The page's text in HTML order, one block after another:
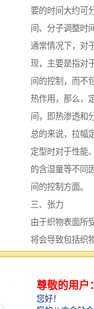
要的时间大约可
间、分子调整时
通常情况下，对
现，主要是指对
间的控制，而不
热作用，那么，
间，即热渗透和
总的来说，拉幅
定型时对于性能
的含湿量等不同
间的控制方面。
三、张力
由于织物表面所
将会导致包括织
都受到一定的影
尺寸热稳定性则